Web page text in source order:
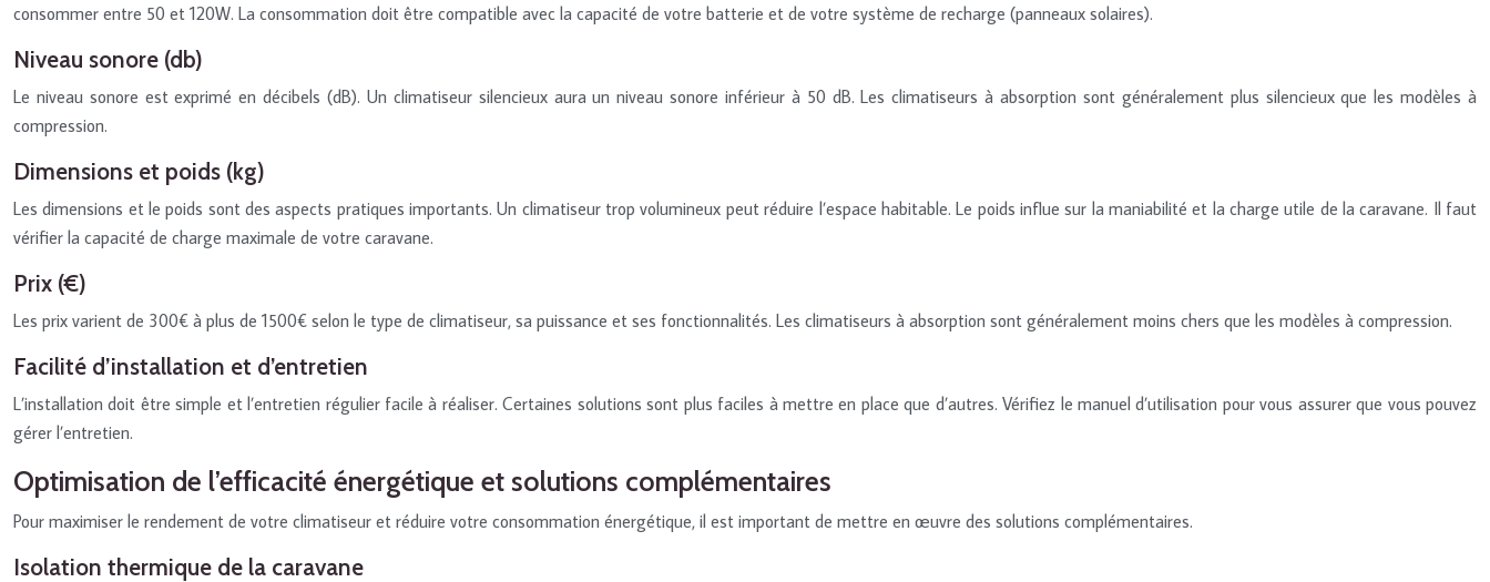
consommer entre 50 et 120W. La consommation doit être compatible avec la capacité de votre batterie et de votre système de recharge (panneaux solaires).
Niveau sonore (db)
Le niveau sonore est exprimé en décibels (dB). Un climatiseur silencieux aura un niveau sonore inférieur à 50 dB. Les climatiseurs à absorption sont généralement plus silencieux que les modèles à
compression.
Dimensions et poids (kg)
Les dimensions et le poids sont des aspects pratiques importants. Un climatiseur trop volumineux peut réduire l’espace habitable. Le poids influe sur la maniabilité et la charge utile de la caravane. Il faut
vérifier la capacité de charge maximale de votre caravane.
Prix (€)
Les prix varient de 300€ à plus de 1500€ selon le type de climatiseur, sa puissance et ses fonctionnalités. Les climatiseurs à absorption sont généralement moins chers que les modèles à compression.
Facilité d’installation et d’entretien
L’installation doit être simple et l’entretien régulier facile à réaliser. Certaines solutions sont plus faciles à mettre en place que d’autres. Vérifiez le manuel d’utilisation pour vous assurer que vous pouvez
gérer l’entretien.
Optimisation de l’efficacité énergétique et solutions complémentaires
Pour maximiser le rendement de votre climatiseur et réduire votre consommation énergétique, il est important de mettre en œuvre des solutions complémentaires.
Isolation thermique de la caravane